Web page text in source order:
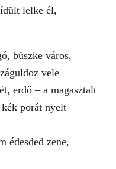
lelke él,
büszke város,
vele
erdő – a magasztalt
porát nyelt
édesded zene,